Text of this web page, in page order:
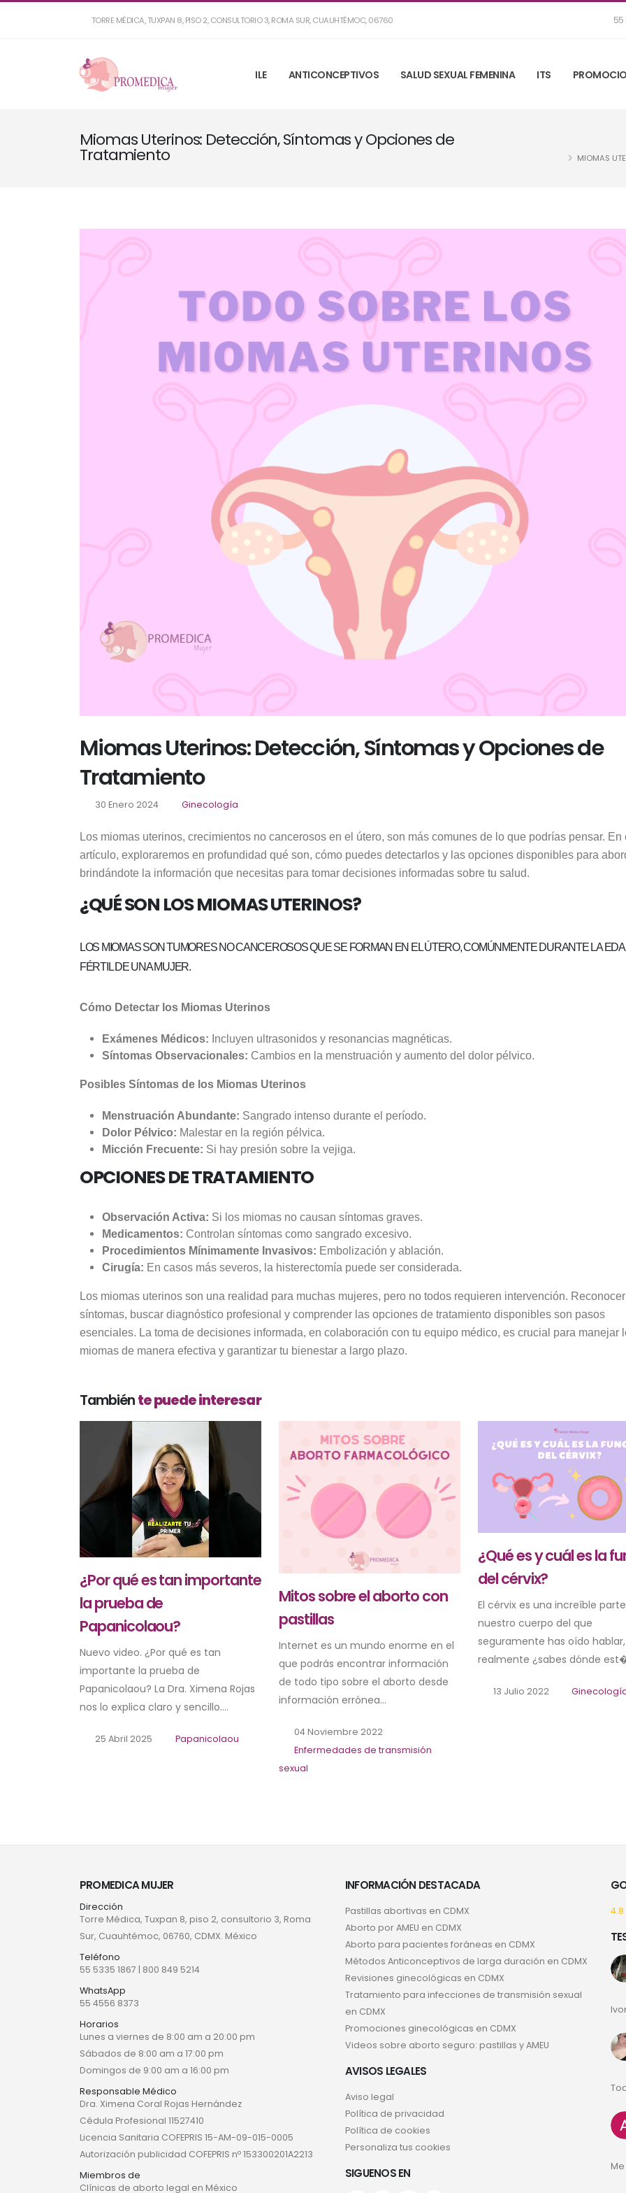
TORRE MÉDICA, TUXPAN 8, PISO 2, CONSULTORIO 3, ROMA SUR, CUAUHTÉMOC, 06760 55
ILE ANTICONCEPTIVOS SALUD SEXUAL FEMENINA ITS
Miomas Uterinos: Detección, Síntomas y Opciones de
Tratamiento MIOMAS
Miomas Uterinos: Detección, Síntomas y Opciones de
Tratamiento
30 Enero 2024 Ginecología
Los miomas uterinos, crecimientos no cancerosos en el útero, son más comunes de lo que podrías pensar. En
artículo, exploraremos en profundidad qué son, cómo puedes detectarlos y las opciones disponibles para
brindándote la información que necesitas para tomar decisiones informadas sobre tu salud.
¿QUÉ SON LOS MIOMAS UTERINOS?
LOS MIOMAS SON TUMORES NO CANCEROSOS QUE SE FORMAN EN EL ÚTERO, COMÚNMENTE DURANTE LA
FÉRTIL DE UNA MUJER.
Cómo Detectar los Miomas Uterinos
Exámenes Médicos: Incluyen ultrasonidos y resonancias magnéticas.
Síntomas Observacionales: Cambios en la menstruación y aumento del dolor pélvico.
Posibles Síntomas de los Miomas Uterinos
Menstruación Abundante: Sangrado intenso durante el período.
Dolor Pélvico: Malestar en la región pélvica.
Micción Frecuente: Si hay presión sobre la vejiga.
OPCIONES DE TRATAMIENTO
Observación Activa: Si los miomas no causan síntomas graves.
Medicamentos: Controlan síntomas como sangrado excesivo.
Procedimientos Mínimamente Invasivos: Embolización y ablación.
Cirugía: En casos más severos, la histerectomía puede ser considerada.
Los miomas uterinos son una realidad para muchas mujeres, pero no todos requieren intervención.
síntomas, buscar diagnóstico profesional y comprender las opciones de tratamiento disponibles son pasos
esenciales. La toma de decisiones informada, en colaboración con tu equipo médico, es crucial para manejar
miomas de manera efectiva y garantizar tu bienestar a largo plazo.
Tambiénte puede interesar
¿Por qué es tan importante
la prueba de
Papanicolaou?
Nuevo video. ¿Por qué es tan
importante la prueba de
Papanicolaou? La Dra. Ximena Rojas
nos lo explica claro y sencillo....
25 Abril 2025 Papanicolaou
Mitos sobre el aborto con
pastillas
Internet es un mundo enorme en el
que podrás encontrar información
de todo tipo sobre el aborto desde
información errónea...
04 Noviembre 2022
Enfermedades de transmisión
sexual
¿Qué es y cuál es la
del cérvix?
El cérvix es una increíble
nuestro cuerpo del que
seguramente has oído
realmente ¿sabes dónde
13 Julio 2022
PROMEDICA MUJER
Dirección
Torre Médica, Tuxpan 8, piso 2, consultorio 3, Roma
Sur, Cuauhtémoc, 06760, CDMX. México
Teléfono
55 5335 1867 | 800 849 5214
WhatsApp
55 4556 8373
Horarios
Lunes a viernes de 8:00 am a 20:00 pm
Sábados de 8:00 am a 17:00 pm
Domingos de 9:00 am a 16:00 pm
Responsable Médico
Dra. Ximena Coral Rojas Hernández
Cédula Profesional 11527410
Licencia Sanitaria COFEPRIS 15-AM-09-015-0005
Autorización publicidad COFEPRIS nº 153300201A2213
Miembros de
Clínicas de aborto legal en México
INFORMACIÓN DESTACADA
Pastillas abortivas en CDMX
Aborto por AMEU en CDMX
Aborto para pacientes foráneas en CDMX
Métodos Anticonceptivos de larga duración en CDMX
Revisiones ginecológicas en CDMX
Tratamiento para infecciones de transmisión sexual
en CDMX
Promociones ginecológicas en CDMX
Videos sobre aborto seguro: pastillas y AMEU
AVISOS LEGALES
Aviso legal
Política de privacidad
Política de cookies
Personaliza tus cookies
SIGUENOS EN
4.8